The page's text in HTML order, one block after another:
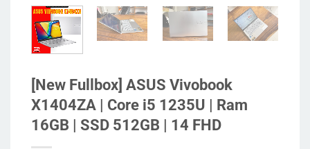
[New Fullbox] ASUS Vivobook
X1404ZA | Core i5 1235U | Ram
16GB | SSD 512GB | 14 FHD